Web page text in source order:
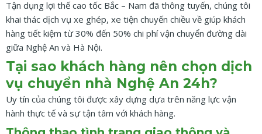
Tận dụng lợi thế cao tốc Bắc – Nam đã thông tuyến, chúng tôi
khai thác dịch vụ xe ghép, xe tiện chuyến chiều về giúp khách
hàng tiết kiệm từ 30% đến 50% chi phí vận chuyển đường dài
giữa Nghệ An và Hà Nội.
Tại sao khách hàng nên chọn dịch
vụ chuyển nhà Nghệ An 24h?
Uy tín của chúng tôi được xây dựng dựa trên năng lực vận
hành thực tế và sự tận tâm với khách hàng.